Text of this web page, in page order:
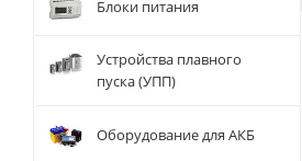
Блоки питания
Устройства плавного
пуска (УПП)
Оборудование для АКБ